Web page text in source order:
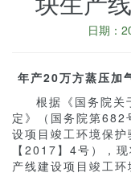
日期：
年产20万方蒸压加
根据《国务院关
定》（国务院第682
设项目竣工环境保
【2017】4号），
产线建设项目竣工环